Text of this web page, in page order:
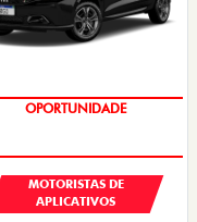
OPORTUNIDADE
MOTORISTAS DE
APLICATIVOS